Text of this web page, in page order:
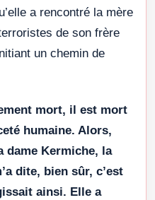
a rencontré la mère
de son frère
un chemin de
mort, il est mort
humaine. Alors,
dame Kermiche, la
dite, bien sûr, c’est
ainsi. Elle a